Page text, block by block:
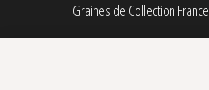
Graines de Collection France